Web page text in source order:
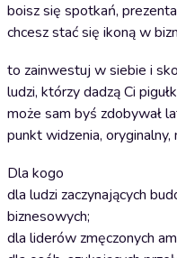
boisz się spotkań,
chcesz stać się ikoną w
to zainwestuj w siebie i
ludzi, którzy dadzą Ci
może sam byś zdobywał
punkt widzenia,
Dla kogo
dla ludzi zaczynających
biznesowych;
dla liderów zmęczonych